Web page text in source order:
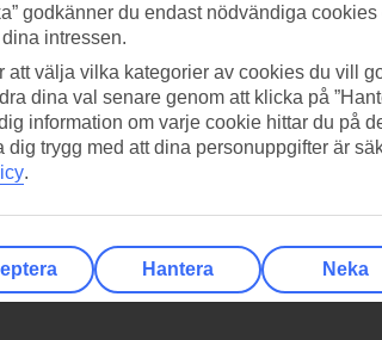
på charter, flyg och hotell. . Boka här »
godkänner du endast nödvändiga
intressen.
att välja vilka kategorier av cookies du vill
dina val senare genom att klicka på
information om varje cookie hittar du på
dig trygg med att dina personuppgifter är
.
Hantera Neka